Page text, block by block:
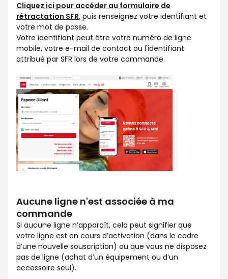
Cliquez ici pour accéder au formulaire de
rétractation SFR, puis renseignez votre identifiant et
votre mot de passe.
Votre identifiant peut être votre numéro de ligne
mobile, votre e-mail de contact ou l'identifiant
attribué par SFR lors de votre commande.
Aucune ligne n'est associée à ma
commande
Si aucune ligne n’apparaît, cela peut signifier que
votre ligne est en cours d’activation (dans le cadre
d’une nouvelle souscription) ou que vous ne disposez
pas de ligne (achat d’un équipement ou d’un
accessoire seul).